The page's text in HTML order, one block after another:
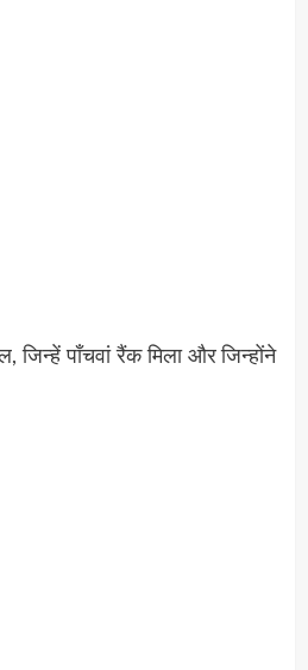
जिन्हें पाँचवां रैंक मिला और जिन्होंने